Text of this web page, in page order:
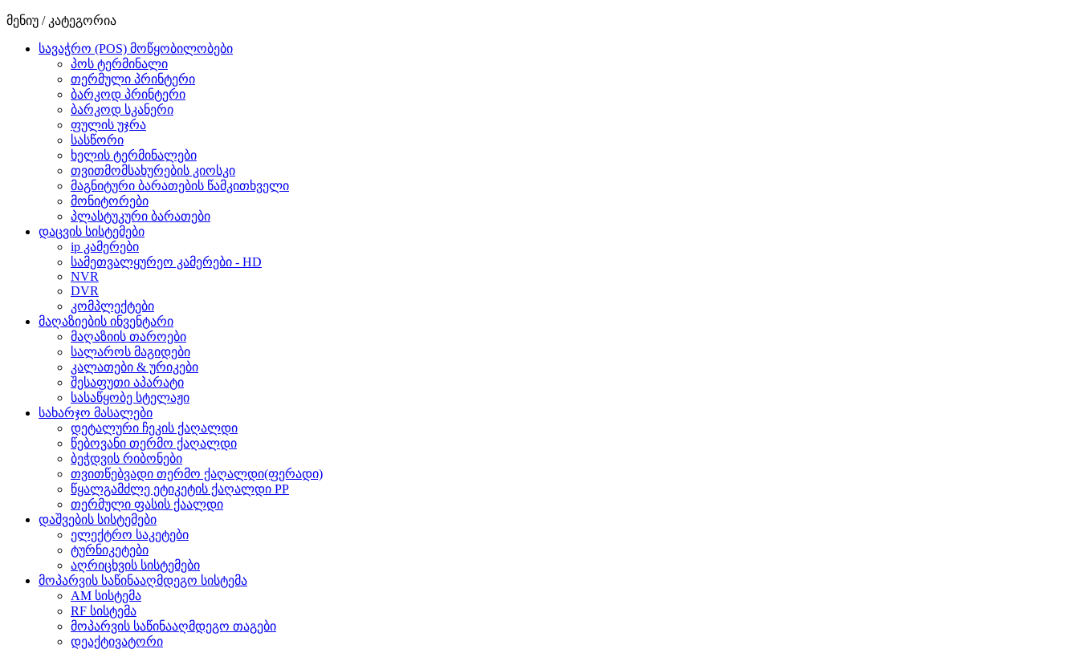
მენიუ / კატეგორია
სავაჭრო (POS) მოწყობილობები
პოს ტერმინალი
თერმული პრინტერი
ბარკოდ პრინტერი
ბარკოდ სკანერი
ფულის უჯრა
სასწორი
ხელის ტერმინალები
თვითმომსახურების კიოსკი
მაგნიტური ბარათების წამკითხველი
მონიტორები
პლასტუკური ბარათები
დაცვის სისტემები
ip კამერები
სამეთვალყურეო კამერები - HD
NVR
DVR
კომპლექტები
მაღაზიების ინვენტარი
მაღაზიის თაროები
სალაროს მაგიდები
კალათები & ურიკები
შესაფუთი აპარატი
სასაწყობე სტელაჟი
სახარჯო მასალები
დეტალური ჩეკის ქაღალდი
წებოვანი თერმო ქაღალდი
ბეჭდვის რიბონები
თვითწებვადი თერმო ქაღალდი(ფერადი)
წყალგამძლე ეტიკეტის ქაღალდი PP
თერმული ფასის ქაალდი
დაშვების სისტემები
ელექტრო საკეტები
ტურნიკეტები
აღრიცხვის სისტემები
მოპარვის საწინააღმდეგო სისტემა
AM სისტემა
RF სისტემა
მოპარვის საწინააღმდეგო თაგები
დეაქტივატორი